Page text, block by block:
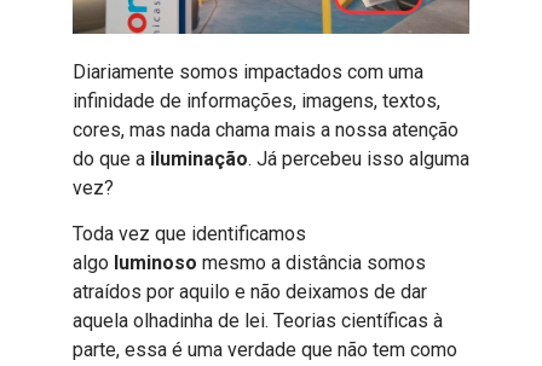
Diariamente somos impactados com uma
infinidade de informações, imagens, textos,
cores, mas nada chama mais a nossa atenção
do que a iluminação. Já percebeu isso alguma
vez?
Toda vez que identificamos
algo luminoso mesmo a distância somos
atraídos por aquilo e não deixamos de dar
aquela olhadinha de lei. Teorias científicas à
parte, essa é uma verdade que não tem como